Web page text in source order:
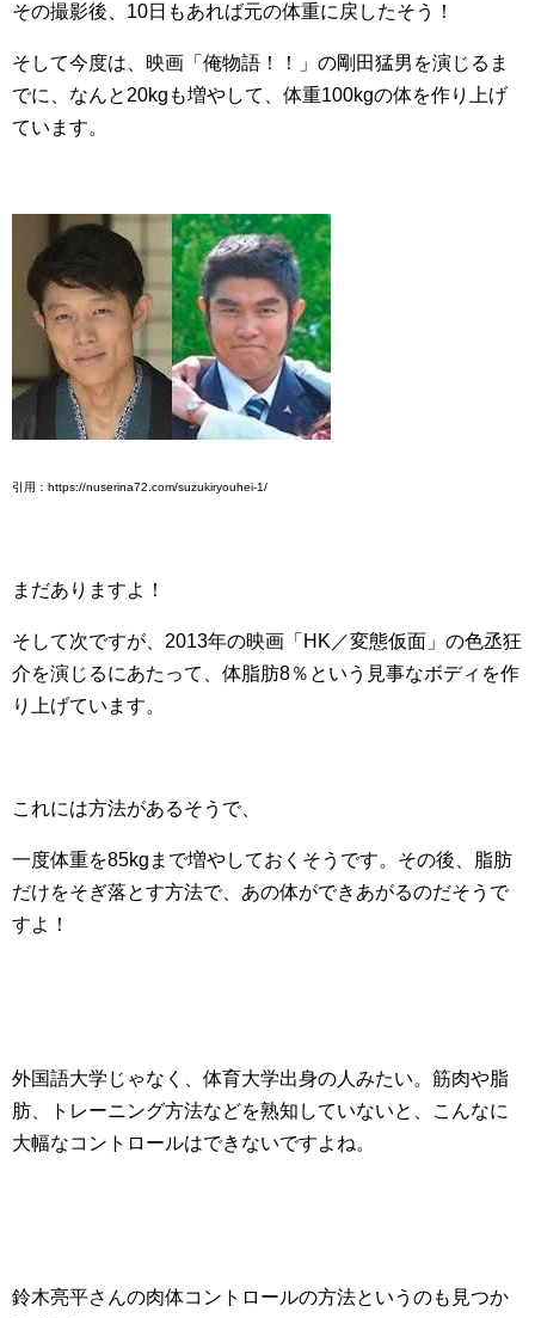
その撮影後、10日もあれば元の体重に戻したそう！
そして今度は、映画「俺物語！！」の剛田猛男を演じるま
でに、なんと20kgも増やして、体重100kgの体を作り上げ
ています。
引用：https://nuserina72.com/suzukiryouhei-1/
まだありますよ！
そして次ですが、2013年の映画「HK／変態仮面」の色丞狂
介を演じるにあたって、体脂肪8％という見事なボディを作
り上げています。
これには方法があるそうで、
一度体重を85kgまで増やしておくそうです。その後、脂肪
だけをそぎ落とす方法で、あの体ができあがるのだそうで
すよ！
外国語大学じゃなく、体育大学出身の人みたい。筋肉や脂
肪、トレーニング方法などを熟知していないと、こんなに
大幅なコントロールはできないですよね。
鈴木亮平さんの肉体コントロールの方法というのも見つか